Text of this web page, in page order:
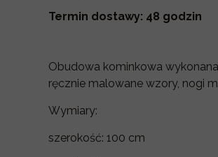
Termin dostawy: 48 godzin
Obudowa kominkowa
ręcznie malowane wzory, nogi
Wymiary:
szerokość: 100 cm